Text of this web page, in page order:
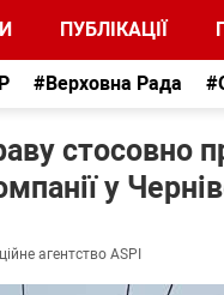
ПУБЛІКАЦІЇ
#Верховна Рада
стосовно
у
агентство ASPI